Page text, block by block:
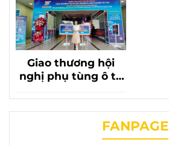
Giao thương hội
nghị phụ tùng ô tô
mặt của phụ tùng
chevrolet liên
FANPAGE